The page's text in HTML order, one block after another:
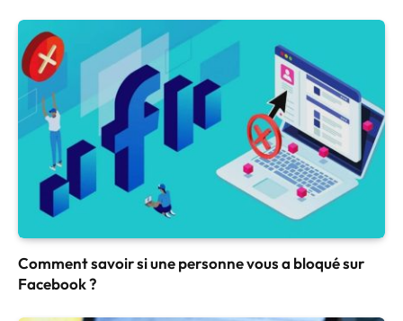
Comment savoir si une personne vous a bloqué sur
Facebook ?